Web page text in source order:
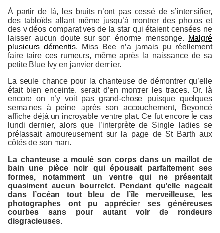
À partir de là, les bruits n’ont pas cessé de s’intensifier,
des tabloïds allant même jusqu’à montrer des photos et
des vidéos comparatives de la star qui étaient censées ne
laisser aucun doute sur son énorme mensonge.
Malgré
plusieurs démentis, Miss Bee n’a jamais pu réellement
faire taire ces rumeurs, même après la naissance de sa
petite Blue Ivy en janvier dernier.
La seule chance pour la chanteuse de démontrer qu’elle
était bien enceinte, serait d’en montrer les traces. Or, là
encore on n’y voit pas grand-chose puisque quelques
semaines à peine après son accouchement, Beyoncé
affiche déjà un incroyable ventre plat. Ce fut encore le cas
lundi dernier, alors que l’interprète de Single ladiesse
prélassait amoureusement sur la page de St Barth aux
côtés de son mari.
La chanteuse a moulé son corps dans un maillot de
bain une pièce noir qui épousait parfaitement ses
formes, notamment un ventre qui ne présentait
quasiment aucun bourrelet. Pendant qu’elle nageait
dans l’océan tout bleu de l’île merveilleuse, les
photographes ont pu apprécier ses généreuses
courbes sans pour autant voir de rondeurs
disgracieuses.